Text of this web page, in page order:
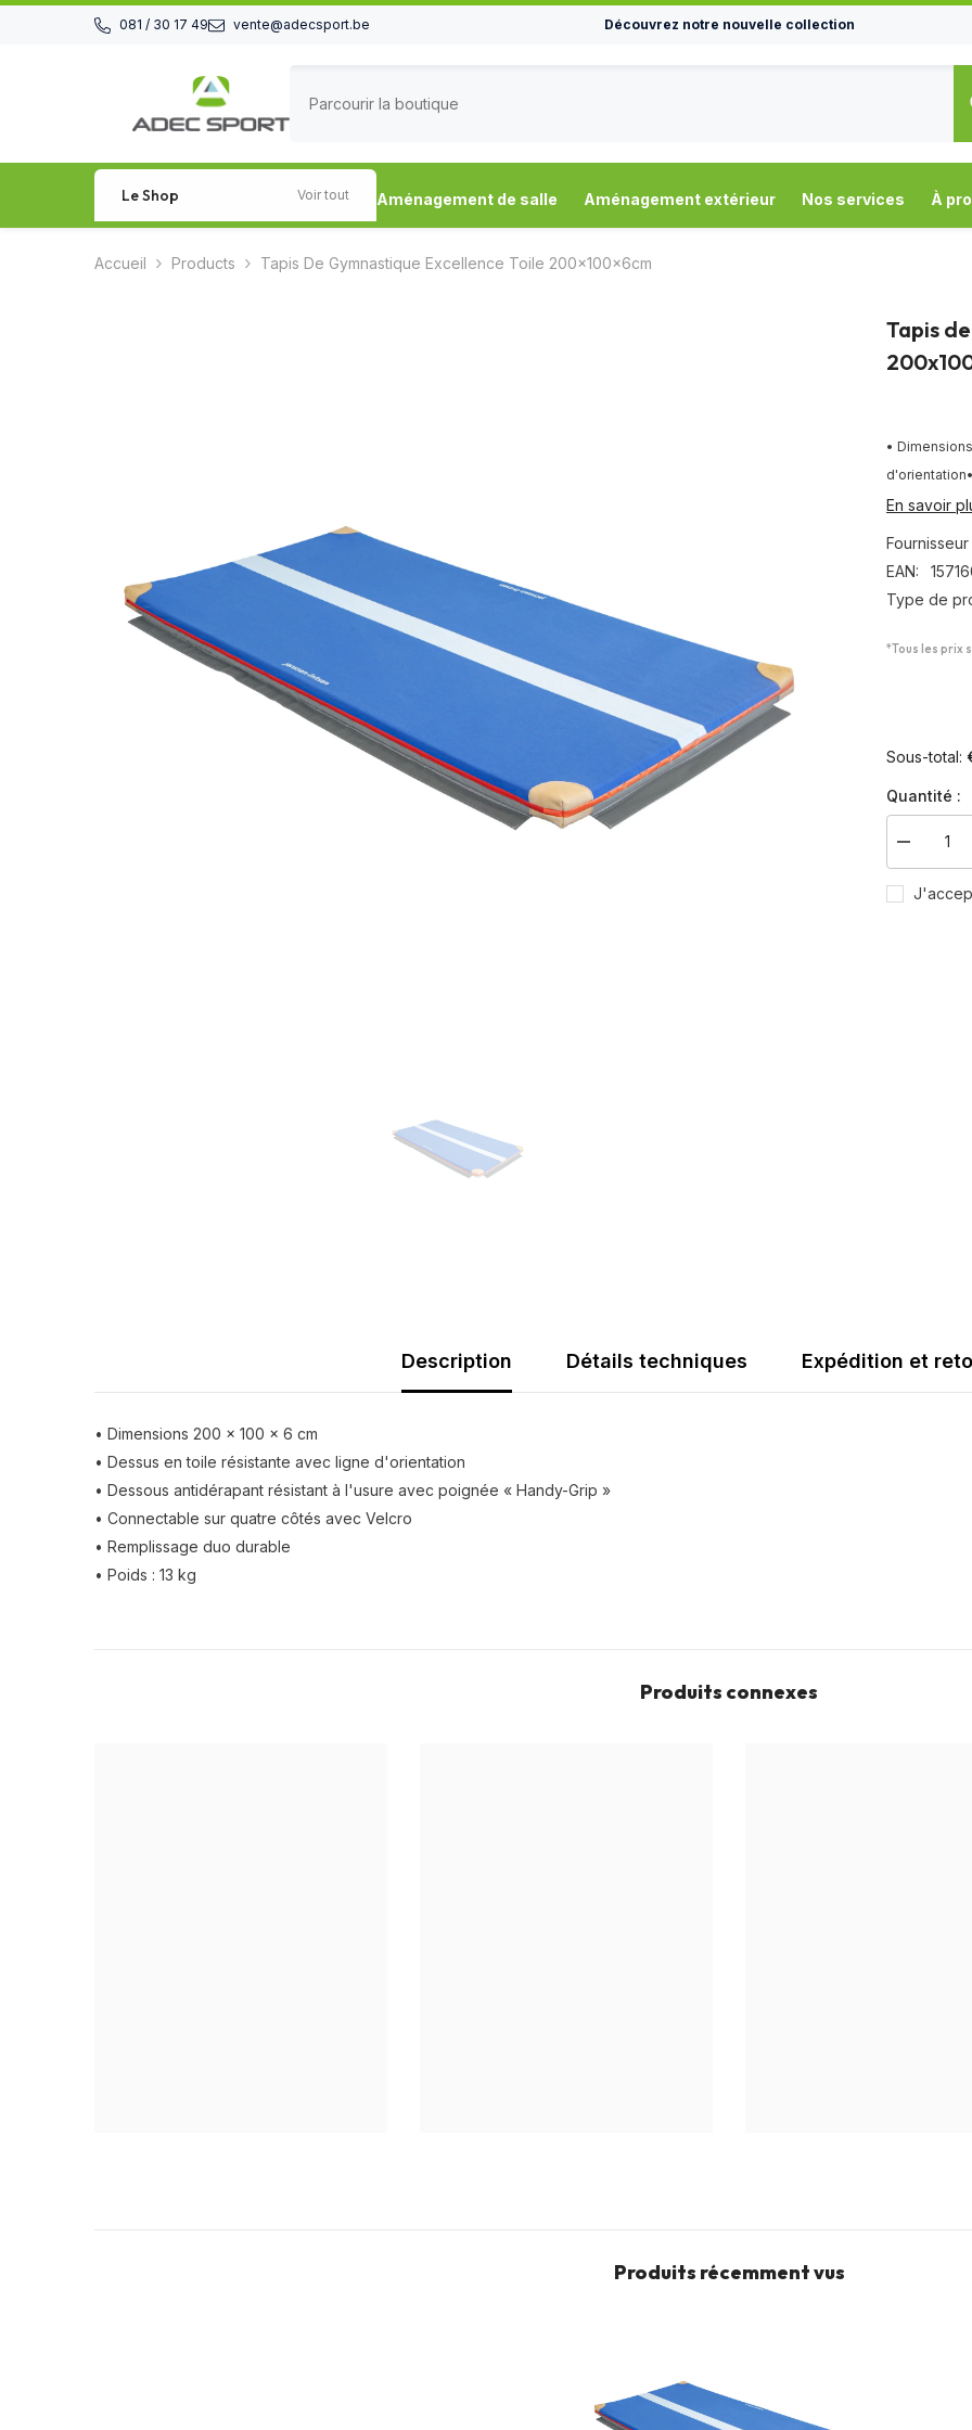
081 / 30 17 49
vente@adecsport.be Découvrez notre nouvelle collection
Le Shop Voir tout Aménagement de salle Aménagement extérieur Nos services À
Accueil Products Tapis De Gymnastique Excellence Toile 200x100x6cm
Tapis
•
En savoir
Fournisseur
EAN:
Type de
*Tous les prix
Sous-total:
Quantité :
Diminuer
la
quantité
pour
Description Détails techniques Expédition et
• Dimensions 200 x 100 x 6 cm
• Dessus en toile résistante avec ligne d'orientation
• Dessous antidérapant résistant à l'usure avec poignée « Handy-Grip »
• Connectable sur quatre côtés avec Velcro
• Remplissage duo durable
• Poids : 13 kg
Produits connexes
Produits récemment vus